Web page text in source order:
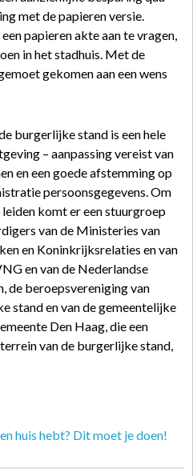
met de papieren versie.
papieren akte aan te vragen,
in het stadhuis. Met de
gekomen aan een wens
burgerlijke stand is een hele
– aanpassing vereist van
en een goede afstemming op
persoonsgegevens. Om
komt er een stuurgroep
van de Ministeries van
en Koninkrijksrelaties en van
en van de Nederlandse
de beroepsvereniging van
stand en van de gemeentelijke
Den Haag, die een
van de burgerlijke stand,
huis hebt? Dit moet je doen!